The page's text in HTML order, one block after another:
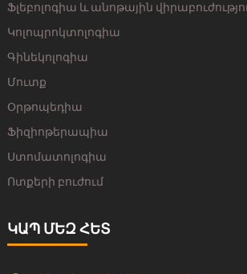
Ֆլեբոլոգիա և անոթային
Կոլոպրոկտոլոգիա
Գինեկոլոգիա
Մուտք
Օրթոպեդիա
Ֆիզիոթերապիա
Ստոմատոլոգիա
Ոտքերի բուժում
ԿԱՊ ՄԵԶ ՀԵՏ